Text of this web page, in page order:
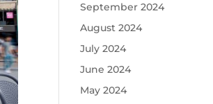
September 2024
August 2024
July 2024
June 2024
May 2024